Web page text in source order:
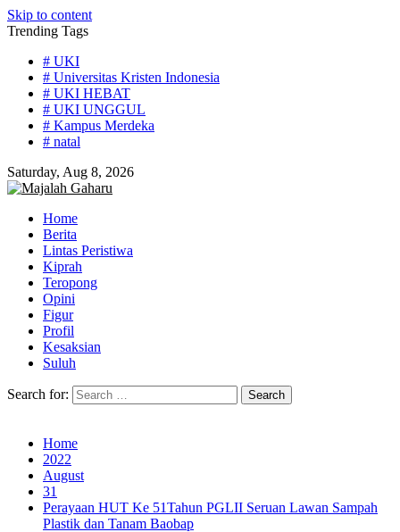
Skip to content
Trending Tags
# UKI
# Universitas Kristen Indonesia
# UKI HEBAT
# UKI UNGGUL
# Kampus Merdeka
# natal
Saturday, Aug 8, 2026
Home
Berita
Lintas Peristiwa
Kiprah
Teropong
Opini
Figur
Profil
Kesaksian
Suluh
Search for:
Home
2022
August
31
Perayaan HUT Ke 51Tahun PGLII Seruan Lawan Sampah
Plastik dan Tanam Baobap